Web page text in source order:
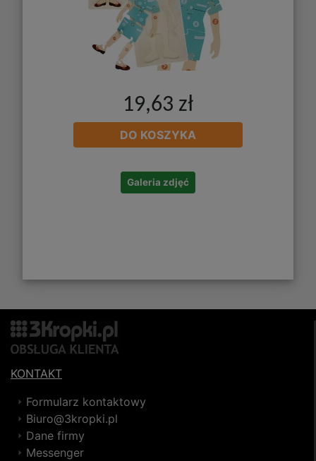
19,63 zł
DO KOSZYKA
Galeria zdjęć
KONTAKT
Formularz kontaktowy
Biuro@3kropki.pl
Dane firmy
Messenger